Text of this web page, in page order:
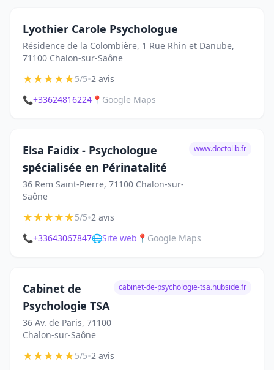
Lyothier Carole Psychologue
Résidence de la Colombière, 1 Rue Rhin et Danube,
71100 Chalon-sur-Saône
★★★★★5/5•2 avis
📞+33624816224 📍 Google Maps
Elsa Faidix - Psychologue
spécialisée en Périnatalité
36 Rem Saint-Pierre, 71100 Chalon-sur-
Saône
www.doctolib.fr
★★★★★5/5•2 avis
📞+33643067847🌐Site web 📍 Google Maps
Cabinet de
Psychologie TSA
36 Av. de Paris, 71100
Chalon-sur-Saône
cabinet-de-psychologie-tsa.hubside.fr
★★★★★5/5•2 avis